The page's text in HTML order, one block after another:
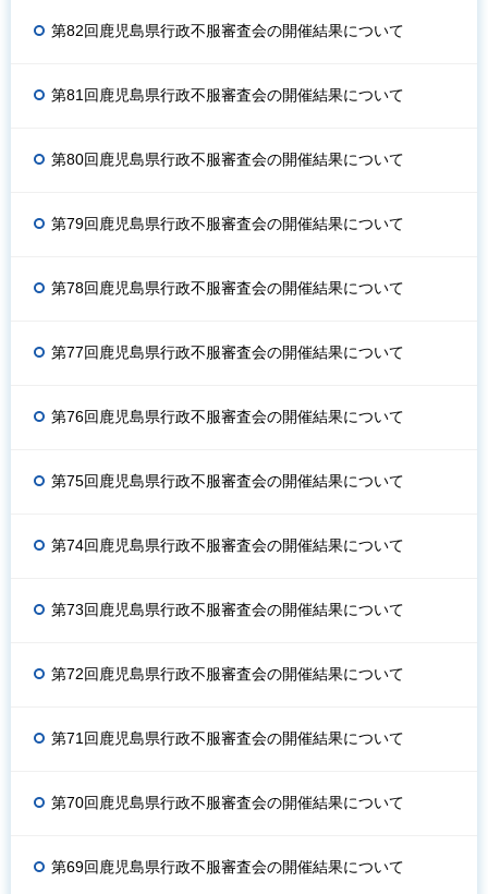
第82回鹿児島県行政不服審査会の開催結果について
第81回鹿児島県行政不服審査会の開催結果について
第80回鹿児島県行政不服審査会の開催結果について
第79回鹿児島県行政不服審査会の開催結果について
第78回鹿児島県行政不服審査会の開催結果について
第77回鹿児島県行政不服審査会の開催結果について
第76回鹿児島県行政不服審査会の開催結果について
第75回鹿児島県行政不服審査会の開催結果について
第74回鹿児島県行政不服審査会の開催結果について
第73回鹿児島県行政不服審査会の開催結果について
第72回鹿児島県行政不服審査会の開催結果について
第71回鹿児島県行政不服審査会の開催結果について
第70回鹿児島県行政不服審査会の開催結果について
第69回鹿児島県行政不服審査会の開催結果について